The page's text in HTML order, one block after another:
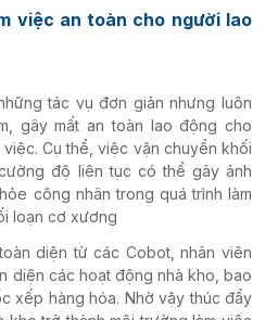
việc an toàn cho người lao
tác vụ đơn giản nhưng luôn
gây mất an toàn lao động cho
Cụ thể, việc vận chuyển khối
độ liên tục có thể gây ảnh
công nhân trong quá trình làm
loạn cơ xương
diện từ các Cobot, nhân viên
diện các hoạt động nhà kho, bao
xếp hàng hóa. Nhờ vậy thúc đẩy